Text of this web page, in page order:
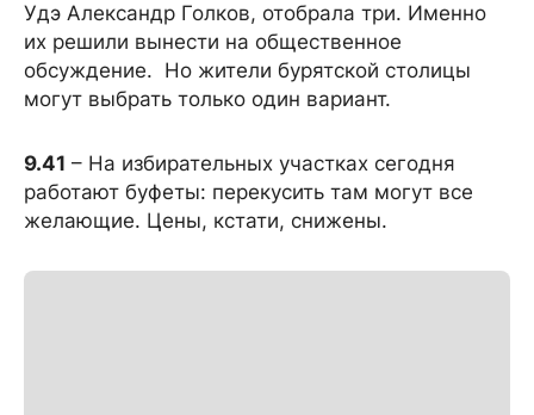
Удэ Александр Голков, отобрала три. Именно
их решили вынести на общественное
обсуждение. Но жители бурятской столицы
могут выбрать только один вариант.
9.41 – На избирательных участках сегодня
работают буфеты: перекусить там могут все
желающие. Цены, кстати, снижены.